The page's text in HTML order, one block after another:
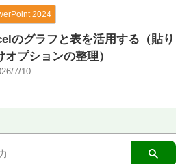
2024
のグラフと表を活用する（貼り
オプションの整理）
7/10